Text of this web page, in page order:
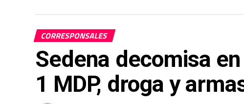
CORRESPONSALES
Sedena decomisa
1 MDP, droga y